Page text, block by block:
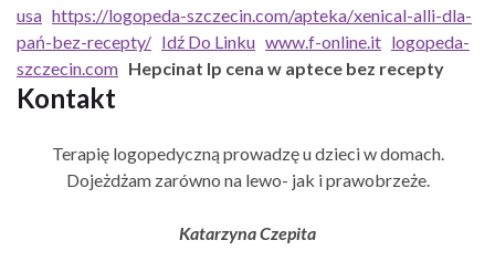
usa https://logopeda-szczecin.com/apteka/xenical-alli-dla-
pań-bez-recepty/ Idź Do Linku www.f-online.it logopeda-
szczecin.com Hepcinat lp cena w aptece bez recepty
Kontakt
Terapię logopedyczną prowadzę u dzieci w domach.
Dojeżdżam zarówno na lewo- jak i prawobrzeże.
Katarzyna Czepita